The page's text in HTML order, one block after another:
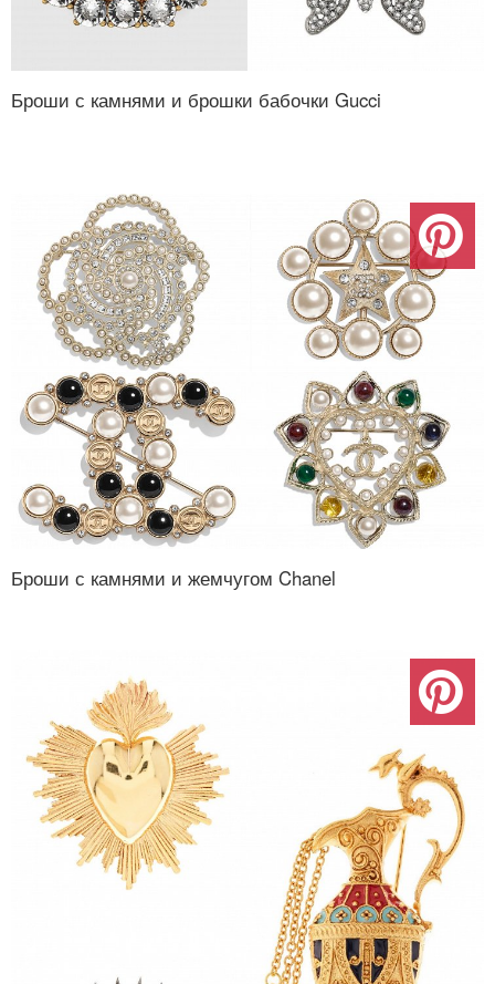
Броши с камнями и брошки бабочки Gucci
Броши с камнями и жемчугом Chanel